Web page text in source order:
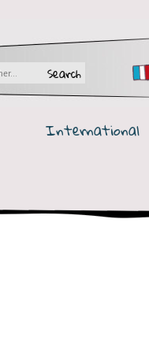
FR
International